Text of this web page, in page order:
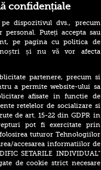
confidențiale
dispozitivul dvs., precum
Puteți accepta sau
pe pagina cu politica de
noștri și nu vă vor afecta
partenere, precum si
a permite website-ului sa
afisate in functie de
retelelor de socializare si
de art. 15-22 din GDPR in
pot fi exercitate prin
folosirea tuturor Tehnologiilor
accesarea informatiilor de
SETARILE INDIVIDUAL”
de cookie strict necesare